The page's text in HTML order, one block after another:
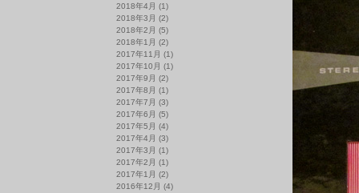
2018年4月 (1)
2018年3月 (2)
2018年2月 (5)
2018年1月 (2)
2017年11月 (1)
2017年10月 (1)
2017年9月 (2)
2017年8月 (1)
2017年7月 (3)
2017年6月 (5)
2017年5月 (4)
2017年4月 (3)
2017年3月 (1)
2017年2月 (1)
2017年1月 (2)
2016年12月 (4)